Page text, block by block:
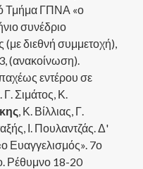
Τμήμα ΓΠΝΑ «ο
συνέδριο
(με διεθνή συμμετοχή),
(ανακοίνωση).
εντέρου σε
Σιμάτος, Κ.
, Κ. Βίλλιας, Γ.
Ι. Πουλαντζάς. Δ'
Ευαγγελισμός». 7ο
Ρέθυμνο 18-20